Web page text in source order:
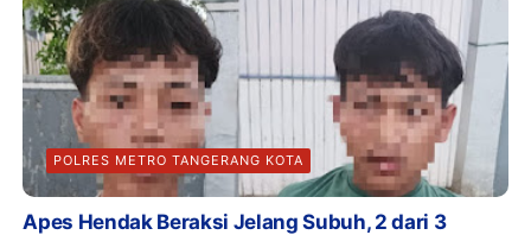
POLRES METRO TANGERANG KOTA
Apes Hendak Beraksi Jelang Subuh, 2 dari 3